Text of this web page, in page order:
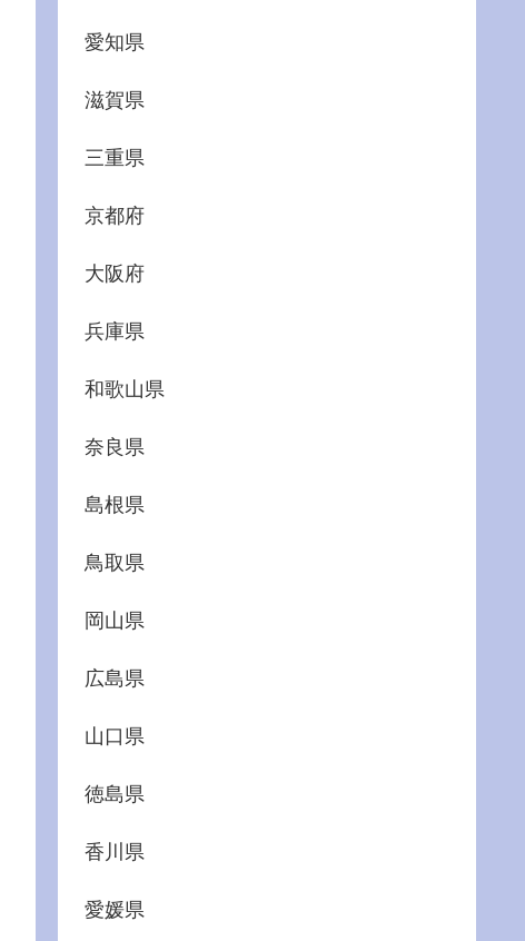
愛知県
滋賀県
三重県
京都府
大阪府
兵庫県
和歌山県
奈良県
島根県
鳥取県
岡山県
広島県
山口県
徳島県
香川県
愛媛県